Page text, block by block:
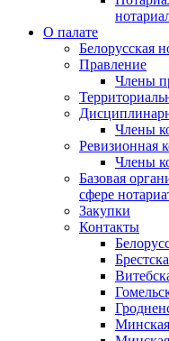
О палате
Белорусская
Правление
Члены
Члены
Ревизионная
Члены
Базовая
сфере
Закупки
Контакты
Минская